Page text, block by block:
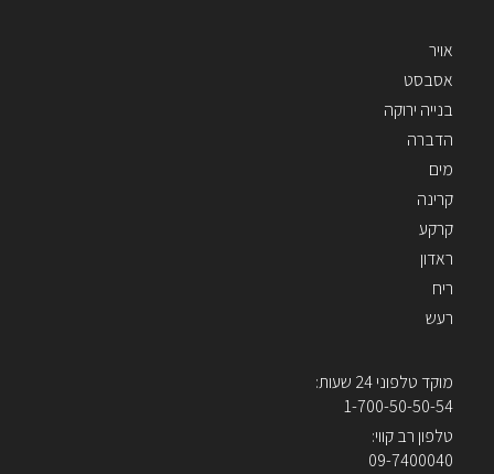
אויר
אסבסט
בנייה ירוקה
הדברה
מים
קרינה
קרקע
ראדון
ריח
רעש
מוקד טלפוני 24 שעות:
1-700-50-50-54
טלפון רב קווי:
09-7400040